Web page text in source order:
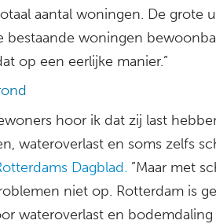
aantal woningen. De grote
bestaande woningen
op een eerlijke manier.”
hoor ik dat zij last
wateroverlast en soms zelfs
Dagblad. ”Maar met
niet op. Rotterdam is
wateroverlast en